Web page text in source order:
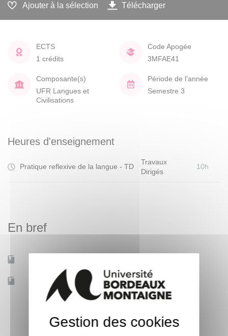
Ajouter à la sélection Télécharger
ECTS
1 crédits
Code Apogée
3MFAE41
Composante(s)
UFR Langues et
Civilisations
Période de l'année
Semestre 3
Heures d'enseignement
Pratique reflexive de la langue - TD
Travaux
Dirigés
10h
En bref
Accessible à distance Non
Gestion des cookies